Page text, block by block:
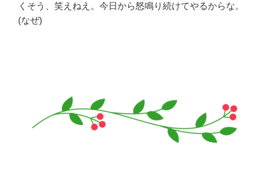
くそう、笑えねえ。今日から怒鳴り続けてやるからな。
(なぜ)